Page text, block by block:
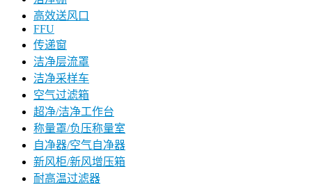
高效送风口
FFU
传递窗
洁净层流罩
洁净采样车
空气过滤箱
超净/洁净工作台
称量罩/负压称量室
自净器/空气自净器
新风柜/新风增压箱
耐高温过滤器